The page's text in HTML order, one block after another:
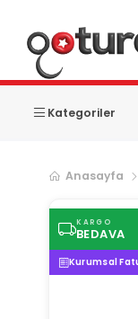
Kategoriler
Anasayfa
KARGO
BEDAVA
Kurumsal